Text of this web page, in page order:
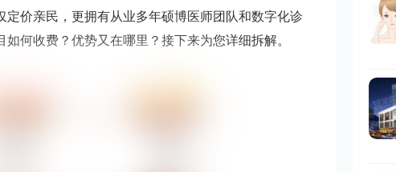
价亲民，更拥有从业多年硕博医师团队和数字化诊
何收费？优势又在哪里？接下来为您详细拆解。